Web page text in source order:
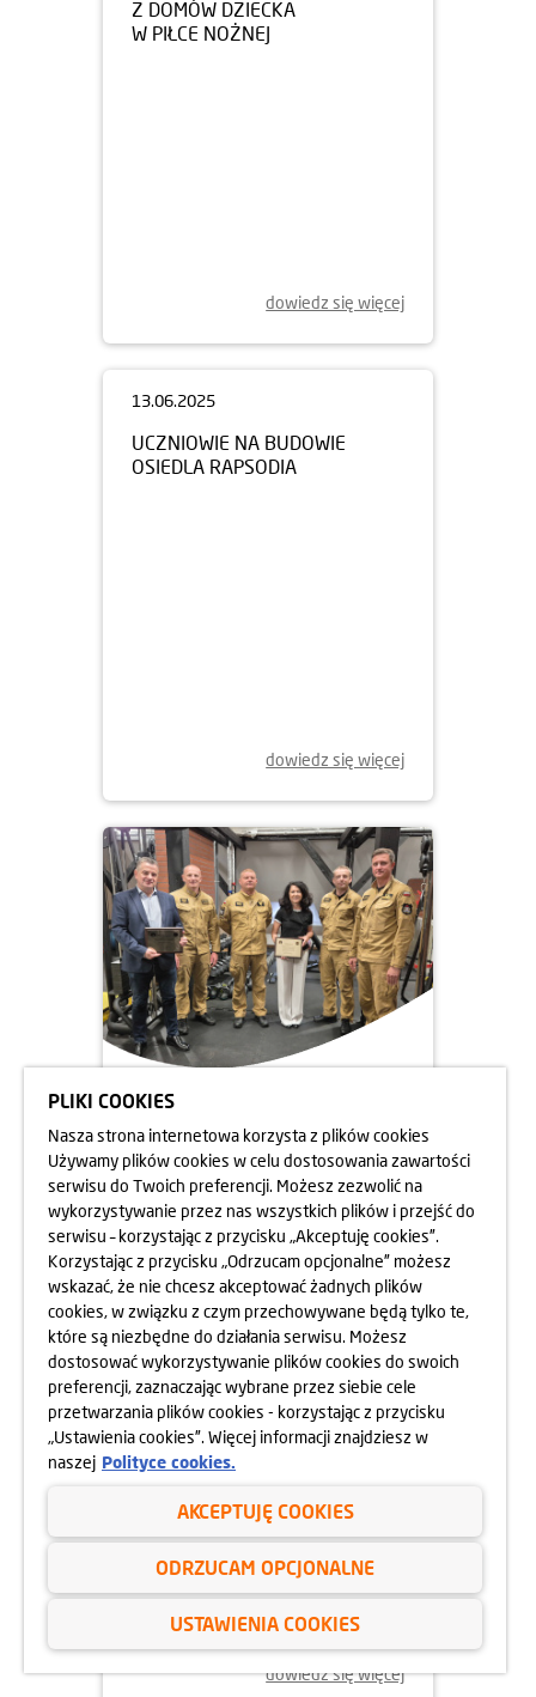
Z DOMÓW DZIECKA
W PIŁCE NOŻNEJ
dowiedz się więcej
13.06.2025
UCZNIOWIE NA BUDOWIE
OSIEDLA RAPSODIA
dowiedz się więcej
05.06.2025
DBAMY O FORMĘ STRAŻAKÓW
dowiedz się więcej
02.06.2025
ODYSEJA UMYSŁU 2025
dowiedz się więcej
PLIKI COOKIES
Nasza strona internetowa korzysta z plików cookies
Używamy plików cookies w celu dostosowania zawartości
serwisu do Twoich preferencji. Możesz zezwolić na
wykorzystywanie przez nas wszystkich plików i przejść do
serwisu – korzystając z przycisku „Akceptuję cookies”.
Korzystając z przycisku „Odrzucam opcjonalne” możesz
wskazać, że nie chcesz akceptować żadnych plików
cookies, w związku z czym przechowywane będą tylko te,
które są niezbędne do działania serwisu. Możesz
dostosować wykorzystywanie plików cookies do swoich
preferencji, zaznaczając wybrane przez siebie cele
przetwarzania plików cookies - korzystając z przycisku
„Ustawienia cookies”. Więcej informacji znajdziesz w
naszej Polityce cookies.
AKCEPTUJĘ COOKIES
ODRZUCAM OPCJONALNE
USTAWIENIA COOKIES